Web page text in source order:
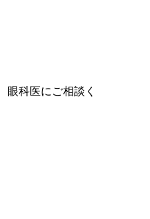
眼科医にご相談く